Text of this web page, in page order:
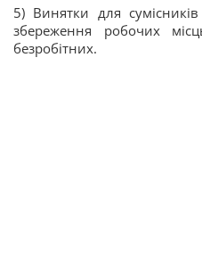
5) Винятки для
збереження робочих
безробітних.